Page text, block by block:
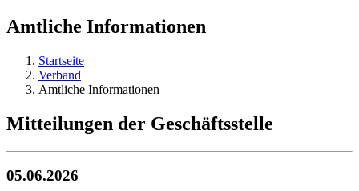
Amtliche Informationen
Startseite
Verband
Amtliche Informationen
Mitteilungen der Geschäftsstelle
05.06.2026